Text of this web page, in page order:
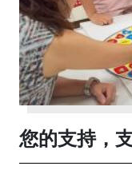
您的支持，